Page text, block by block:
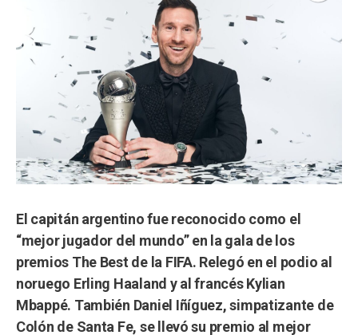
El capitán argentino fue reconocido como el
“mejor jugador del mundo” en la gala de los
premios The Best de la FIFA. Relegó en el podio al
noruego Erling Haaland y al francés Kylian
Mbappé. También Daniel Iñíguez, simpatizante de
Colón de Santa Fe, se llevó su premio al mejor